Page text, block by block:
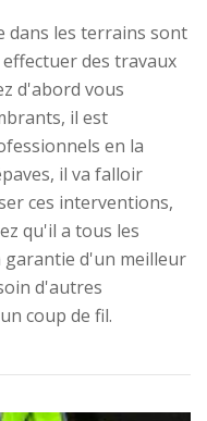
dans les terrains sont
des travaux
d'abord vous
il est
en la
il va falloir
ces interventions,
qu'il a tous les
garantie d'un meilleur
d'autres
coup de fil.